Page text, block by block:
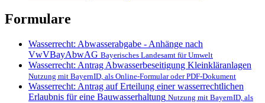
Formulare
Wasserrecht: Abwasserabgabe - Anhänge nach
VwVBayAbwAG Bayerisches Landesamt für Umwelt
Wasserrecht: Antrag Abwasserbeseitigung Kleinkläranlagen
Nutzung mit BayernID, als Online-Formular oder PDF-Dokument
Wasserrecht: Antrag auf Erteilung einer wasserrechtlichen
Erlaubnis für eine Bauwasserhaltung Nutzung mit BayernID, als